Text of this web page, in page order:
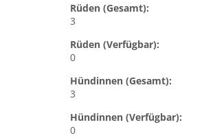
Rüden (Gesamt):
3
Rüden (Verfügbar):
0
Hündinnen (Gesamt):
3
Hündinnen (Verfügbar):
0